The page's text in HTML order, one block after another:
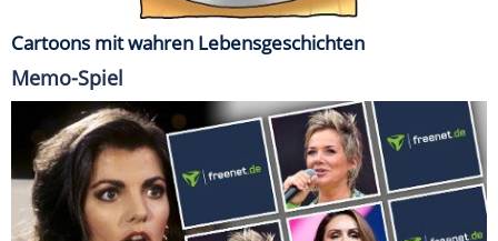
Cartoons mit wahren Lebensgeschichten
Memo-Spiel